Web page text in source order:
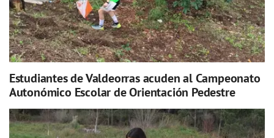
Estudiantes de Valdeorras acuden al Campeonato
Autonómico Escolar de Orientación Pedestre